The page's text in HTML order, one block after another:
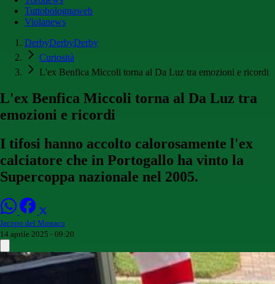
Tuttobolognaweb
Violanews
DerbyDerbyDerby
Curiosità
L'ex Benfica Miccoli torna al Da Luz tra emozioni e ricordi
L'ex Benfica Miccoli torna al Da Luz tra
emozioni e ricordi
I tifosi hanno accolto calorosamente l'ex
calciatore che in Portogallo ha vinto la
Supercoppa nazionale nel 2005.
Jacopo del Monaco
14 aprile 2025 - 09:20